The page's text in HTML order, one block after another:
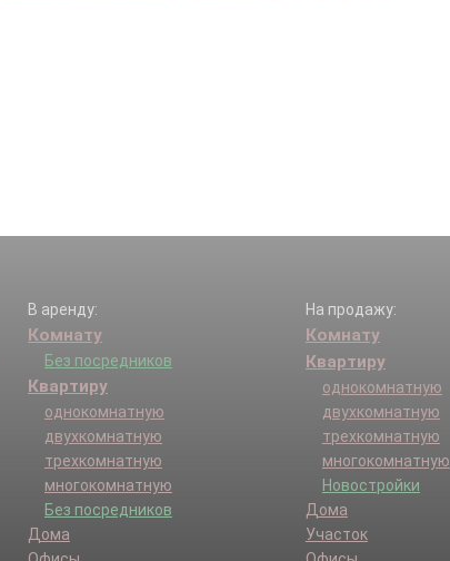
В аренду:
Комнату
Без посредников
Квартиру
однокомнатную
двухкомнатную
трехкомнатную
многокомнатную
Без посредников
Дома
На продажу:
Комнату
Квартиру
однокомнатную
двухкомнатную
трехкомнатную
многокомнатную
Новостройки
Дома
Участок